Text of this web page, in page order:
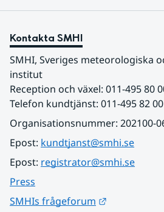
Kontakta SMHI
SMHI, Sveriges meteorologiska
institut
Reception och växel: 011-495 80
Telefon kundtjänst: 011-495 82 00
Organisationsnummer: 202100-
Epost: kundtjanst@smhi.se
Epost: registrator@smhi.se
Press
SMHIs frågeforum